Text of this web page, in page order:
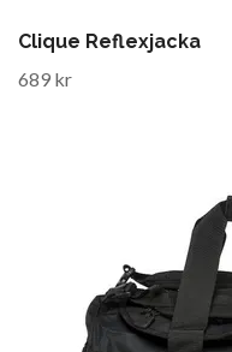
Clique Reflexjacka
689 kr